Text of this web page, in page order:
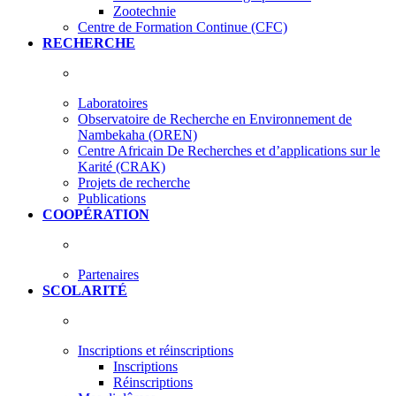
Zootechnie
Centre de Formation Continue (CFC)
RECHERCHE
Laboratoires
Observatoire de Recherche en Environnement de
Nambekaha (OREN)
Centre Africain De Recherches et d’applications sur le
Karité (CRAK)
Projets de recherche
Publications
COOPÉRATION
Partenaires
SCOLARITÉ
Inscriptions et réinscriptions
Inscriptions
Réinscriptions